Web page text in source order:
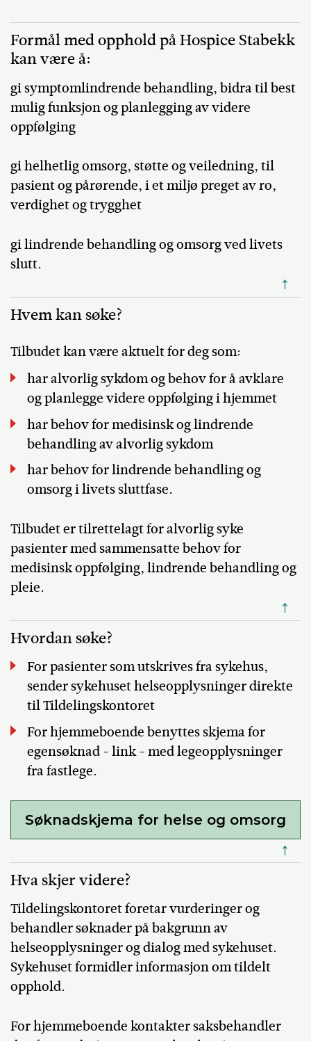
Formål med opphold på Hospice Stabekk
kan være å:
gi symptomlindrende behandling, bidra til best
mulig funksjon og planlegging av videre
oppfølging
gi helhetlig omsorg, støtte og veiledning, til
pasient og pårørende, i et miljø preget av ro,
verdighet og trygghet
gi lindrende behandling og omsorg ved livets
slutt.
↑
Hvem kan søke?
Tilbudet kan være aktuelt for deg som:
har alvorlig sykdom og behov for å avklare
og planlegge videre oppfølging i hjemmet
har behov for medisinsk og lindrende
behandling av alvorlig sykdom
har behov for lindrende behandling og
omsorg i livets sluttfase.
Tilbudet er tilrettelagt for alvorlig syke
pasienter med sammensatte behov for
medisinsk oppfølging, lindrende behandling og
pleie.
↑
Hvordan søke?
For pasienter som utskrives fra sykehus,
sender sykehuset helseopplysninger direkte
til Tildelingskontoret
For hjemmeboende benyttes skjema for
egensøknad - link - med legeopplysninger
fra fastlege.
Søknadskjema for helse og omsorg
↑
Hva skjer videre?
Tildelingskontoret foretar vurderinger og
behandler søknader på bakgrunn av
helseopplysninger og dialog med sykehuset.
Sykehuset formidler informasjon om tildelt
opphold.
For hjemmeboende kontakter saksbehandler